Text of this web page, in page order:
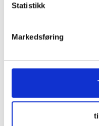
Statistikk
Markedsføring
resten eksporteres.